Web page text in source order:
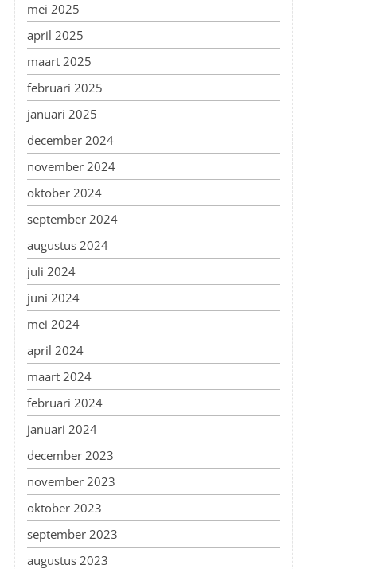
mei 2025
april 2025
maart 2025
februari 2025
januari 2025
december 2024
november 2024
oktober 2024
september 2024
augustus 2024
juli 2024
juni 2024
mei 2024
april 2024
maart 2024
februari 2024
januari 2024
december 2023
november 2023
oktober 2023
september 2023
augustus 2023